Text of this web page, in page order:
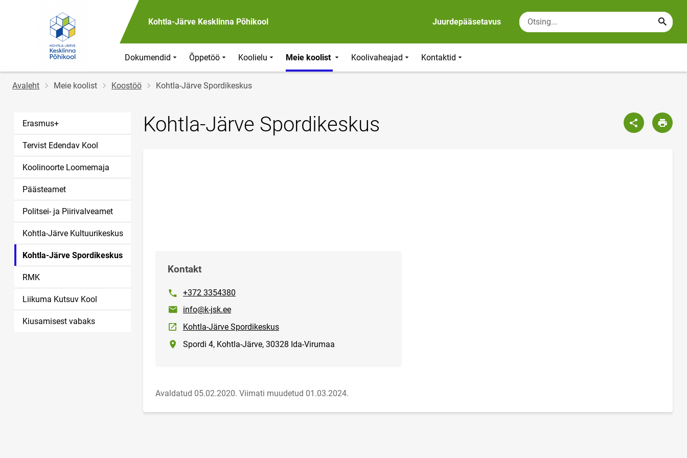
Kohtla-Järve Kesklinna Põhikool Juurdepääsetavus
Dokumendid Õppetöö Koolielu Meie koolist Koolivaheajad Kontaktid
Jälglink
Avaleht Meie koolist Koostöö Kohtla-Järve Spordikeskus
Erasmus+
Tervist Edendav Kool
Koolinoorte Loomemaja
Päästeamet
Politsei- ja Piirivalveamet
Kohtla-Järve Kultuurikeskus
Kohtla-Järve Spordikeskus
RMK
Liikuma Kutsuv Kool
Kiusamisest vabaks
Kohtla-Järve Spordikeskus
Kontakt
Telefon+372 3354380
E-postinfo@k-jsk.ee
Kohtla-Järve SpordikeskusLink avaneb uuel leheküljel
AsukohtSpordi 4, Kohtla-Järve, 30328 Ida-Virumaa
Avaldatud 05.02.2020. Viimati muudetud 01.03.2024.